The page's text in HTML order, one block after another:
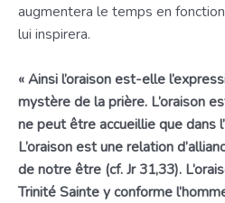
augmentera le temps en
lui inspirera.
« Ainsi l’oraison est-elle
mystère de la prière. L’oraison
ne peut être accueillie que dans
L’oraison est une relation
de notre être (cf. Jr 31,33).
Trinité Sainte y conforme